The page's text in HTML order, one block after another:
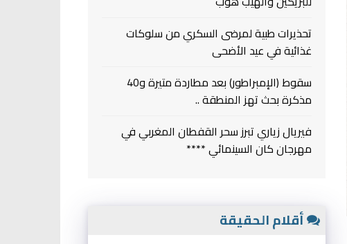
تحذيرات طبية لمرضى السكري من سلوكات
غذائية في عيد الأضحى
سقوط (الإمبراطور) بعد مطاردة متيرة و40
مذكرة بحث تهز المنطقة ..
فيريال زياري تبرز سحر القفطان المغربي في
مهرجان كان السينمائي ****
أقلام الحقيقة